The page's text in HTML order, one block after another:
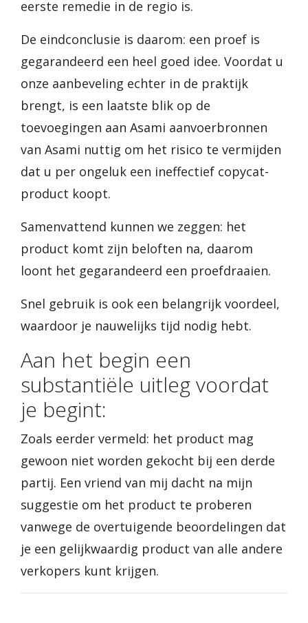
eerste remedie in de regio is.
De eindconclusie is daarom: een proef is
gegarandeerd een heel goed idee. Voordat u
onze aanbeveling echter in de praktijk
brengt, is een laatste blik op de
toevoegingen aan Asami aanvoerbronnen
van Asami nuttig om het risico te vermijden
dat u per ongeluk een ineffectief copycat-
product koopt.
Samenvattend kunnen we zeggen: het
product komt zijn beloften na, daarom
loont het gegarandeerd een proefdraaien.
Snel gebruik is ook een belangrijk voordeel,
waardoor je nauwelijks tijd nodig hebt.
Aan het begin een
substantiële uitleg voordat
je begint:
Zoals eerder vermeld: het product mag
gewoon niet worden gekocht bij een derde
partij. Een vriend van mij dacht na mijn
suggestie om het product te proberen
vanwege de overtuigende beoordelingen dat
je een gelijkwaardig product van alle andere
verkopers kunt krijgen.